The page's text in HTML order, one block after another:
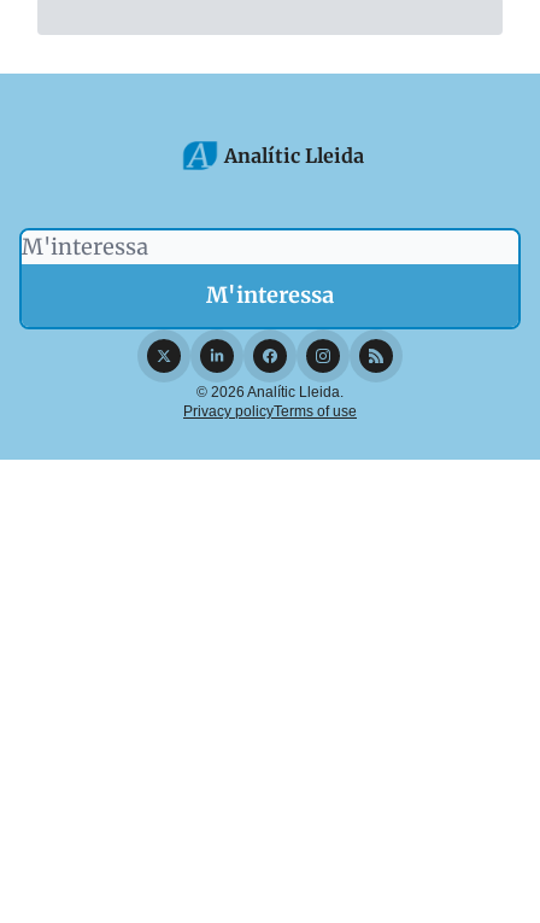
Analític Lleida
© 2026 Analític Lleida.
Privacy policyTerms of use